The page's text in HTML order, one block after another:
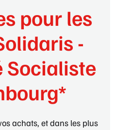
pour les
-
achats, et dans les plus